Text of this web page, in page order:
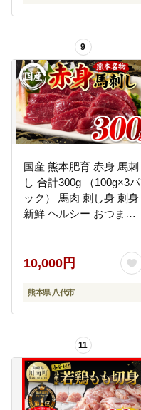
9
国産 熊本肥育 赤身 馬刺
し 合計300g （100g×3パ
ック） 馬肉 刺し身 刺身
新鮮 ヘルシー おつまみ
代市
10,000円
熊本県 八代市
11